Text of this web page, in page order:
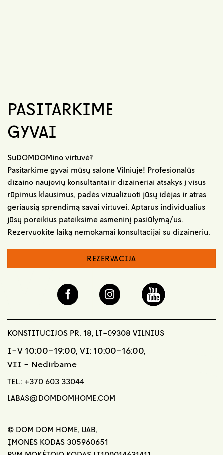
PASITARKIME
GYVAI
SuDOMDOMino virtuvė?
Pasitarkime gyvai mūsų salone Vilniuje! Profesionalūs
dizaino naujovių konsultantai ir dizaineriai atsakys į visus
rūpimus klausimus, padės vizualizuoti jūsų idėjas ir atras
geriausią sprendimą savai virtuvei. Aptarus individualius
jūsų poreikius pateiksime asmeninį pasiūlymą/us.
Rezervuokite laiką nemokamai konsultacijai su dizaineriu.
REZERVACIJA
KONSTITUCIJOS PR. 18, LT-09308 VILNIUS
I-V 10:00-19:00, VI: 10:00-16:00,
VII - Nedirbame
TEL.: +370 603 33044
LABAS@DOMDOMHOME.COM
© DOM DOM HOME, UAB,
ĮMONĖS KODAS 305960651